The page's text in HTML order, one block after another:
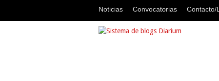
Noticias Convocatorias Contacto/